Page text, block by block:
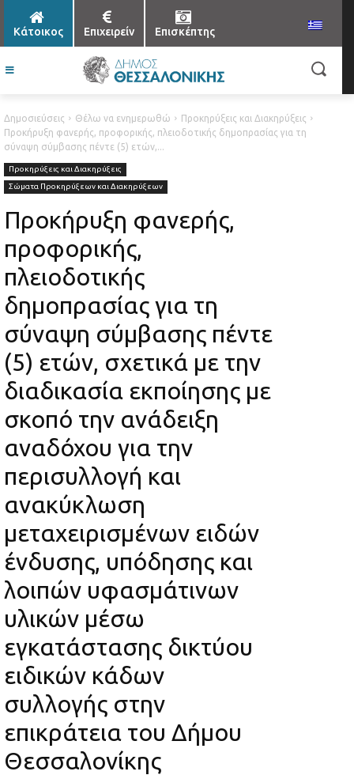
Κάτοικος Επιχειρείν Επισκέπτης
Δημοσιεύσεις Θέλω να ενημερωθώ
Προκηρύξεις και Διακηρύξεις
Προκήρυξη φανερής, προφορικής, πλειοδοτικής δημοπρασίας για τη
σύναψη σύμβασης πέντε (5) ετών,...
Προκηρύξεις και Διακηρύξεις
Σώματα Προκηρύξεων και Διακηρύξεων
Προκήρυξη φανερής,
προφορικής,
πλειοδοτικής
δημοπρασίας για τη
σύναψη σύμβασης πέντε
(5) ετών, σχετικά με την
διαδικασία εκποίησης με
σκοπό την ανάδειξη
αναδόχου για την
περισυλλογή και
ανακύκλωση
μεταχειρισμένων ειδών
ένδυσης, υπόδησης και
λοιπών υφασμάτινων
υλικών μέσω
εγκατάστασης δικτύου
ειδικών κάδων
συλλογής στην
επικράτεια του Δήμου
Θεσσαλονίκης